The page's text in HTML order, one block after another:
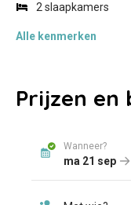
2 slaapkamers
Alle kenmerken
Prijzen en